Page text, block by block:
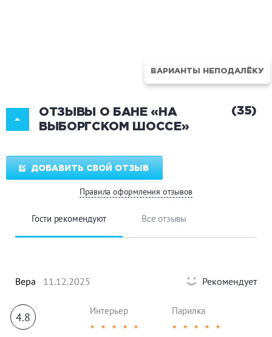
ВАРИАНТЫ НЕПОДАЛЁКУ
ОТЗЫВЫ О БАНЕ «НА
ВЫБОРГСКОМ ШОССЕ»
(35)
ДОБАВИТЬ СВОЙ ОТЗЫВ
Правила оформления отзывов
Гости рекомендуют Все отзывы
Вера 11.12.2025 Рекомендует
4.8 Интерьер
★ ★ ★ ★ ★
Парилка
★ ★ ★ ★ ★